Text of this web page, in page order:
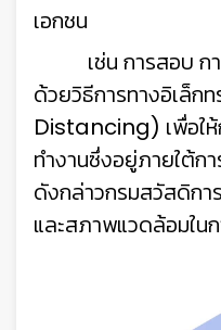
เอกชน
เช่น การสอบ การ
ด้วยวิธีการทางอิเล็ก
Distancing) เพื่อให้
ทำงานซึ่งอยู่ภายใต้ก
ดังกล่าวกรมสวัสดิกา
และสภาพแวดล้อมใน